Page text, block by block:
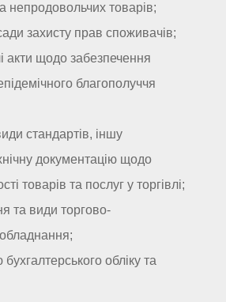
непродовольчих товарів;
захисту прав споживачів;
щодо забезпечення
благополуччя
стандартів, іншу
документацію щодо
товарів та послуг у торгівлі;
та види торгово-
обліку та